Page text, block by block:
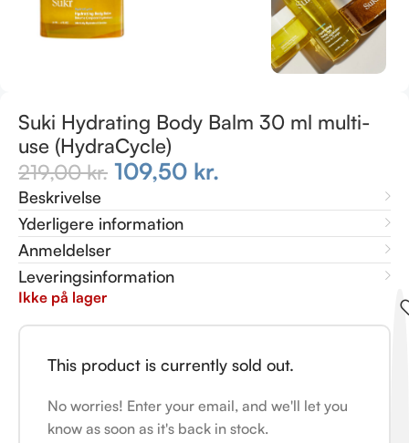
Suki Hydrating Body Balm 30 ml multi-
use (HydraCycle)
219,00kr. 109,50 kr.
Beskrivelse
Yderligere information
Anmeldelser
Leveringsinformation
Ikke på lager
This product is currently sold out.
No worries! Enter your email, and we'll let you
know as soon as it's back in stock.